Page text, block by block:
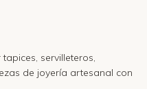
servilleteros,
de joyería artesanal con